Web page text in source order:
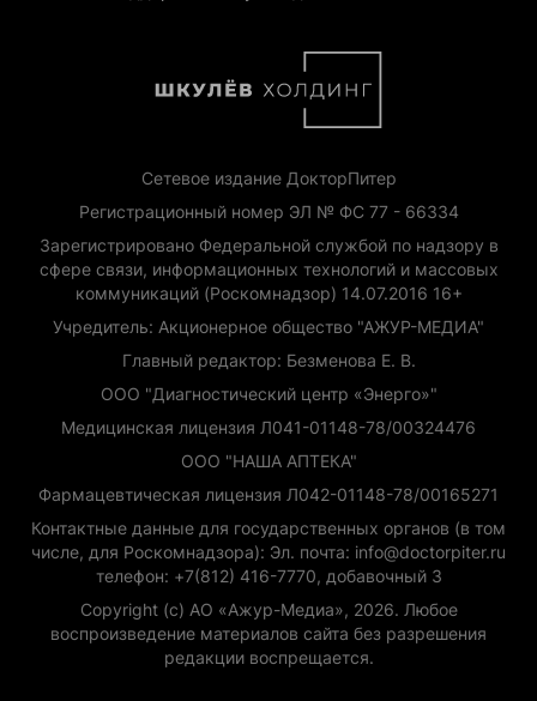
Сетевое издание ДокторПитер
Регистрационный номер ЭЛ № ФС 77 - 66334
Зарегистрировано Федеральной службой по надзору в
сфере связи, информационных технологий и массовых
коммуникаций (Роскомнадзор) 14.07.2016 16+
Учредитель: Акционерное общество "АЖУР-МЕДИА"
Главный редактор: Безменова Е. В.
ООО "Диагностический центр «Энерго»"
Медицинская лицензия Л041-01148-78/00324476
ООО "НАША АПТЕКА"
Фармацевтическая лицензия Л042-01148-78/00165271
Контактные данные для государственных органов (в том
числе, для Роскомнадзора): Эл. почта: info@doctorpiter.ru
телефон: +7(812) 416-7770, добавочный 3
Copyright (с) АО «Ажур-Медиа», 2026. Любое
воспроизведение материалов сайта без разрешения
редакции воспрещается.